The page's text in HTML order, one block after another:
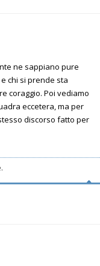
ne sappiano pure
chi si prende sta
coraggio. Poi vediamo
eccetera, ma per
discorso fatto per